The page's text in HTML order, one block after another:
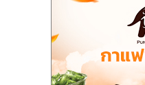
ปรึกษา
แฟ